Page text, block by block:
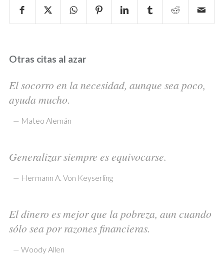
Otras citas al azar
El socorro en la necesidad, aunque sea poco,
ayuda mucho.
— Mateo Alemán
Generalizar siempre es equivocarse.
— Hermann A. Von Keyserling
El dinero es mejor que la pobreza, aun cuando
sólo sea por razones financieras.
— Woody Allen